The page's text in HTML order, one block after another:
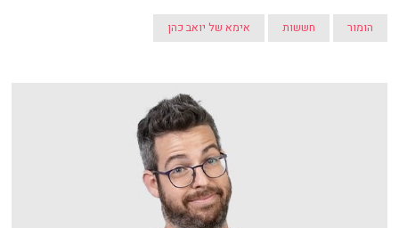
הומור חששות אימא של יואב כהן